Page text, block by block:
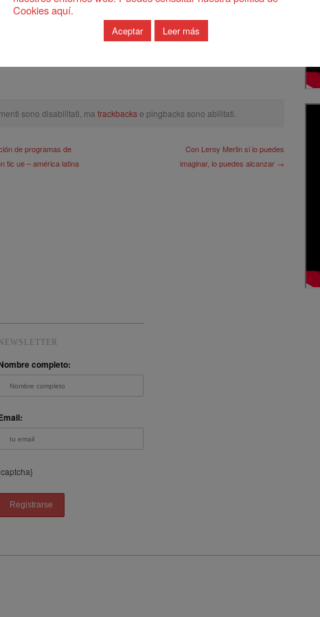
sono disabilitati, ma trackbackse pingbacks sono abilitati.
de programas de
tic ue – américa latina
Con Leroy Merlin si lo puedes
imaginar, lo puedes alcanzar →
NEWSLETTER
completo:
Cookies aquí.
Aceptar Leer más